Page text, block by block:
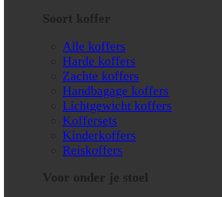
Soort koffer
Alle koffers
Harde koffers
Zachte koffers
Handbagage koffers
Lichtgewicht koffers
Koffersets
Kinderkoffers
Reiskoffers
Voor onder je stoel